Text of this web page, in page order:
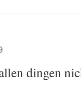
dingen